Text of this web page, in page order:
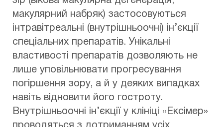
макулярний набряк) застосовуються
інтравітреальні (внутрішньоочні) ін’єкції
спеціальних препаратів. Унікальні
властивості препаратів дозволяють не
лише уповільнювати прогресування
погіршення зору, а й у деяких випадках
навіть відновити його гостроту.
Внутрішньоочні ін’єкції у клініці «Ексімер»